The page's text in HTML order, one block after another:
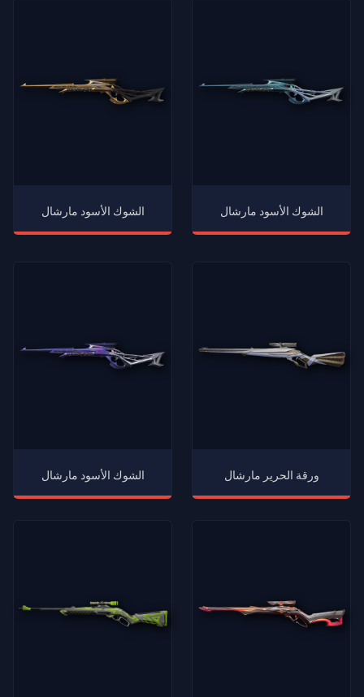
الشوك الأسود مارشال الشوك الأسود مارشال
الشوك الأسود مارشال ورقة الحرير مارشال